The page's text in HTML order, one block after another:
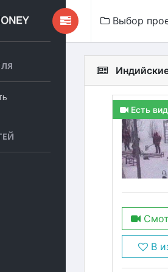
Выбор
Есть
В